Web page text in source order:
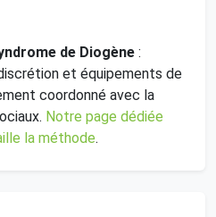
de Diogène :
et équipements de
coordonné avec la
Notre page dédiée
la méthode.